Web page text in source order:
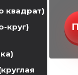
квадрат)
круг)